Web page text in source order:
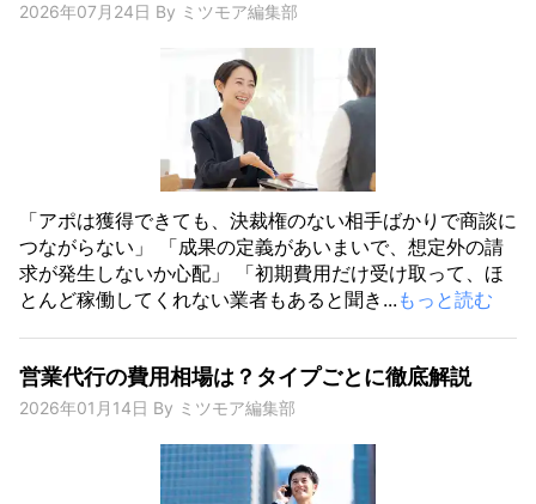
2026年07月24日 By ミツモア編集部
「アポは獲得できても、決裁権のない相手ばかりで商談に
つながらない」 「成果の定義があいまいで、想定外の請
求が発生しないか心配」 「初期費用だけ受け取って、ほ
とんど稼働してくれない業者もあると聞き... もっと読む
営業代行の費用相場は？タイプごとに徹底解説
2026年01月14日 By ミツモア編集部